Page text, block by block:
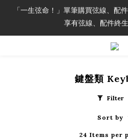
「一生弦命！」單筆購買弦線、配
享有弦線、配件終
享有弦線、配件終
加入會員即領2000元購物金。
「一生弦命！」單筆購買弦線、配
鍵盤類
Filter
Sort by
24 Items per